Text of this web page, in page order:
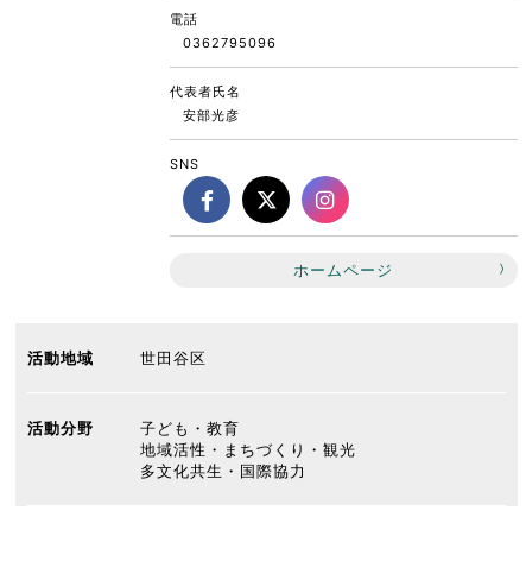
電話
0362795096
代表者氏名
安部光彦
SNS
ホームページ
活動地域 世田谷区
活動分野
子ども・教育
地域活性・まちづくり・観光
多文化共生・国際協力